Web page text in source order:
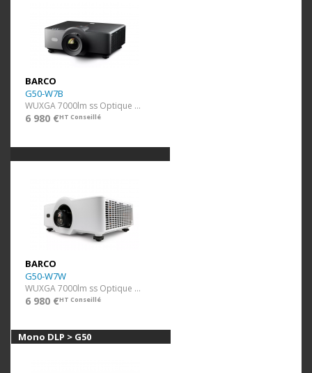
BARCO
G50-W7B
WUXGA 7000lm ss Optique Noir
6 980 €HT Conseillé
BARCO
G50-W7W
WUXGA 7000lm ss Optique Blanc
6 980 €HT Conseillé
Mono DLP > G50